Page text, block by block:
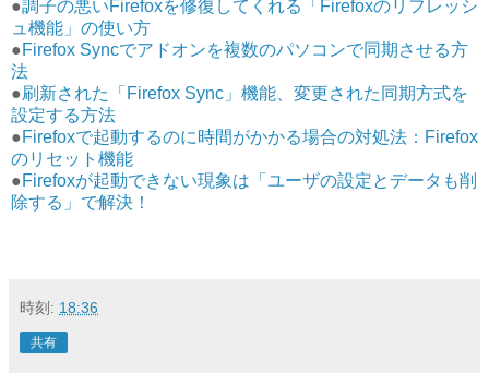
●調子の悪いFirefoxを修復してくれる「Firefoxのリフレッシ
ュ機能」の使い方
●Firefox Syncでアドオンを複数のパソコンで同期させる方
法
●刷新された「Firefox Sync」機能、変更された同期方式を
設定する方法
●Firefoxで起動するのに時間がかかる場合の対処法：Firefox
のリセット機能
●Firefoxが起動できない現象は「ユーザの設定とデータも削
除する」で解決！
時刻: 18:36
共有